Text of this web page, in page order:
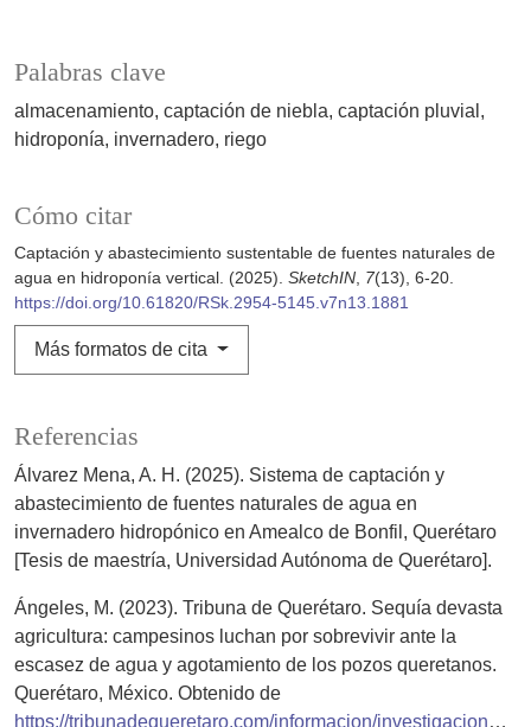
Palabras clave
almacenamiento captación de niebla captación pluvial
hidroponía invernadero riego
Cómo citar
Captación y abastecimiento sustentable de fuentes naturales de
agua en hidroponía vertical. (2025). SketchIN, 7(13), 6-20.
https://doi.org/10.61820/RSk.2954-5145.v7n13.1881
Más formatos de cita
Referencias
Álvarez Mena, A. H. (2025). Sistema de captación y
abastecimiento de fuentes naturales de agua en
invernadero hidropónico en Amealco de Bonfil, Querétaro
[Tesis de maestría, Universidad Autónoma de Querétaro].
Ángeles, M. (2023). Tribuna de Querétaro. Sequía devasta
agricultura: campesinos luchan por sobrevivir ante la
escasez de agua y agotamiento de los pozos queretanos.
Querétaro, México. Obtenido de
https://tribunadequeretaro.com/informacion/investigaciones/